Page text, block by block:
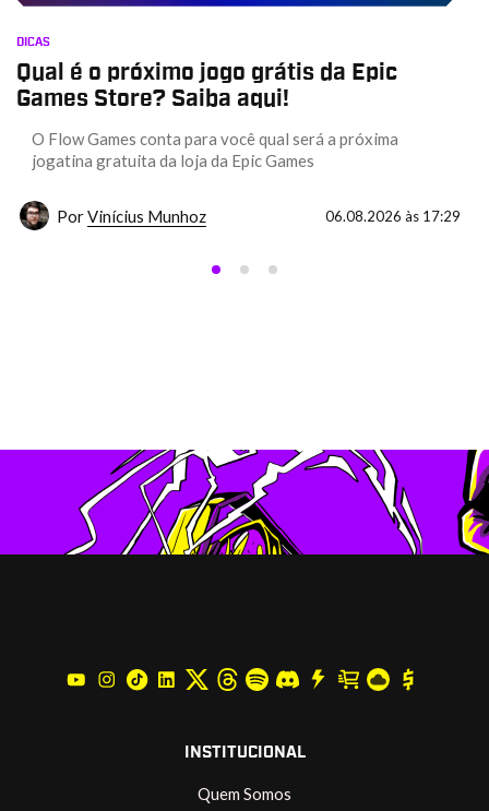
DICAS
Qual é o próximo jogo grátis da Epic
Games Store? Saiba aqui!
O Flow Games conta para você qual será a próxima
jogatina gratuita da loja da Epic Games
PorVinícius Munhoz 06.08.2026 às 17:29
INSTITUCIONAL
Quem Somos